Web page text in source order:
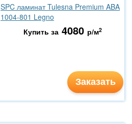
SPC ламинат Tulesna Premium ABA
1004-801 Legno
Купить за 4080 р/м2
Заказать